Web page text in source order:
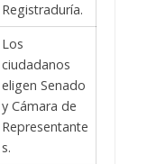
Registraduría.
Los
ciudadanos
eligen Senado
y Cámara de
Representante
s.